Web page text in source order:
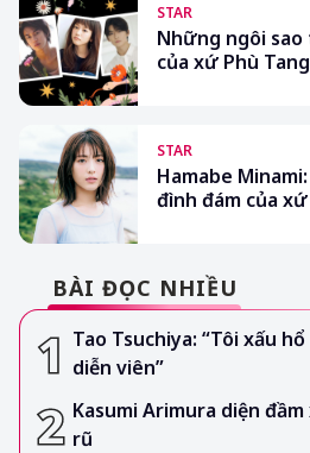
STAR
Những ngôi
của xứ Phù Tang
STAR
Hamabe
đình đám của
BÀI ĐỌC NHIỀU
Tao Tsuchiya: “Tôi xấu
diễn viên”
Kasumi Arimura diện
rũ